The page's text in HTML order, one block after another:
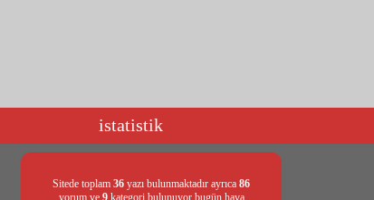
istatistik
Sitede toplam 36 yazı bulunmaktadır ayrıca 86
yorum ve 9kategori bulunuyor bugün hava